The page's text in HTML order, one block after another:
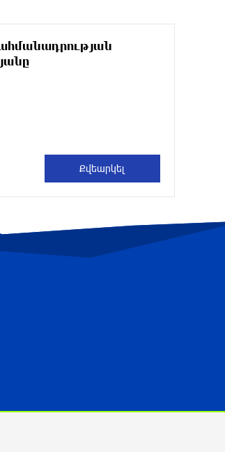
պակասում է ԽՍՀՄ
կառավարման
Լուկաշենկո
2 ժամ առաջ
ուժգին պայթյուն է տեղի